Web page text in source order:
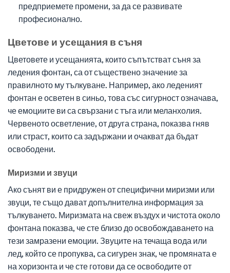
предприемете промени, за да се развивате
професионално.
Цветове и усещания в съня
Цветовете и усещанията, които съпътстват съня за
ледения фонтан, са от съществено значение за
правилното му тълкуване. Например, ако леденият
фонтан е осветен в синьо, това със сигурност означава,
че емоциите ви са свързани с тъга или меланхолия.
Червеното осветление, от друга страна, показва гняв
или страст, които са задържани и очакват да бъдат
освободени.
Миризми и звуци
Ако сънят ви е придружен от специфични миризми или
звуци, те също дават допълнителна информация за
тълкуването. Миризмата на свеж въздух и чистота около
фонтана показва, че сте близо до освобождаването на
тези замразени емоции. Звуците на течаща вода или
лед, който се пропуква, са сигурен знак, че промяната е
на хоризонта и че сте готови да се освободите от